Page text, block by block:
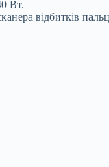
Вт.
відбитків